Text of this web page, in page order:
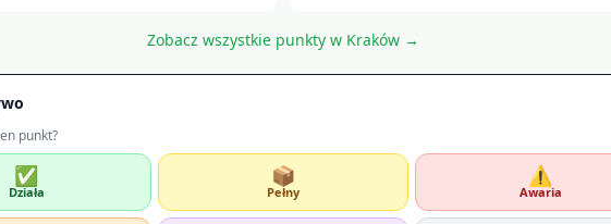
Zobacz wszystkie punkty w Kraków →
punkt?
✅
Działa
📦
Pełny
⚠️
Awaria